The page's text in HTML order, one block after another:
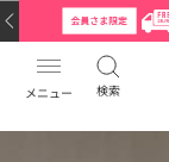
メニュー 検索